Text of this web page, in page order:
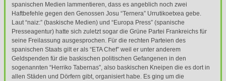
spanischen Medien lammentieren, dass es angeblich noch zwei
Haftbefehle gegen den Genossen Josu “Ternera” Urrutikoetxea gebe.
Laut “naiz:” (baskische Medien) und “Europa Press” (spanische
Presseagentur) hatte sich zuletzt sogar die Grüne Partei Frankreichs für
seine Freilassung ausgesprochen. Für die rechten Parteien des
spanischen Staats gilt er als “ETAChef” weil er unter anderem
Geldspenden für die baskischen politischen Gefangenen in den
sogenannten “Herriko Tabernas”, also baskischen Kneipen die es dort in
allen Städen und Dörfern gibt, organisiert habe. Es ging um die